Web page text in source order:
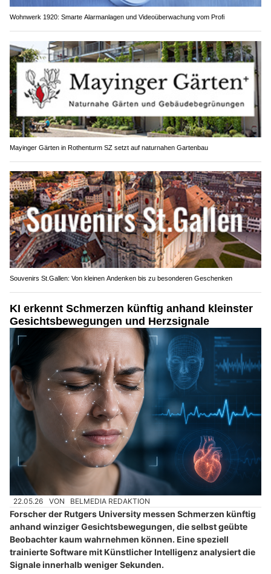
Wohnwerk 1920: Smarte Alarmanlagen und Videoüberwachung vom Profi
Mayinger Gärten in Rothenturm SZ setzt auf naturnahen Gartenbau
Souvenirs St.Gallen: Von kleinen Andenken bis zu besonderen Geschenken
KI erkennt Schmerzen künftig anhand kleinster
Gesichtsbewegungen und Herzsignale
22.05.26 VON BELMEDIA REDAKTION
Forscher der Rutgers University messen Schmerzen künftig
anhand winziger Gesichtsbewegungen, die selbst geübte
Beobachter kaum wahrnehmen können. Eine speziell
trainierte Software mit Künstlicher Intelligenz analysiert die
Signale innerhalb weniger Sekunden.